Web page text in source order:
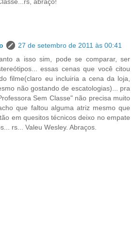
abraço!
27 de setembro de 2011 às 00:41
a isso sim, pode se comparar, ser
essas cenas que você citou
filme(claro eu incluiria a cena da loja,
não gostando de escatologias)... pra
Sem Classe" não precisa muito
que faltou alguma atriz mesmo que
em quesitos técnicos deixo no empate
rs... Valeu Wesley. Abraços.